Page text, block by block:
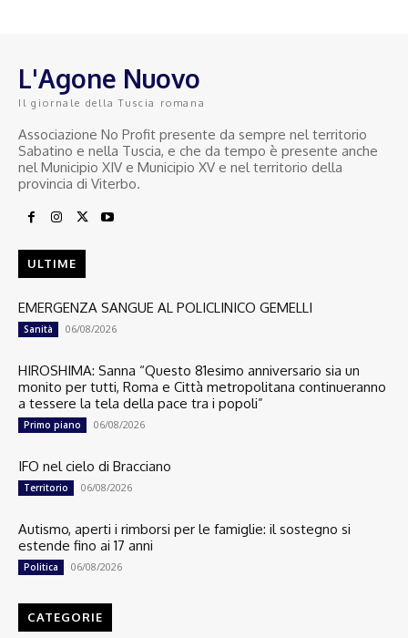
L'Agone Nuovo
Il giornale della Tuscia romana
Associazione No Profit presente da sempre nel territorio
Sabatino e nella Tuscia, e che da tempo è presente anche
nel Municipio XIV e Municipio XV e nel territorio della
provincia di Viterbo.
ULTIME
EMERGENZA SANGUE AL POLICLINICO GEMELLI
Sanità 06/08/2026
HIROSHIMA: Sanna “Questo 81esimo anniversario sia un
monito per tutti, Roma e Città metropolitana continueranno
a tessere la tela della pace tra i popoli”
Primo piano 06/08/2026
IFO nel cielo di Bracciano
Territorio 06/08/2026
Autismo, aperti i rimborsi per le famiglie: il sostegno si
estende fino ai 17 anni
Politica 06/08/2026
CATEGORIE